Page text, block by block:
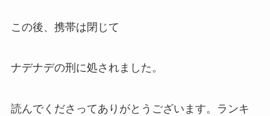
この後、携帯は閉じて
ナデナデの刑に処されました。
読んでくださってありがとうございます。ランキ